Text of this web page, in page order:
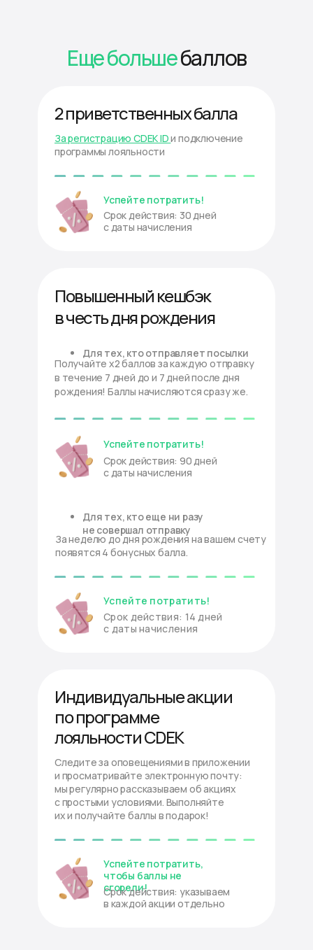
Срок действия: 30 дней
с даты начисления
Успейте потратить!
Успейте потратить!
Срок действия: 90 дней
с даты начисления
Успейте потратить,
чтобы баллы не
сгорели!
Срок действия: указываем
в каждой акции отдельно
Еще большебаллов
2 приветственных балла
За регистрацию CDEK IDи подключение
программы лояльности
Повышенный кешбэк
в честь дня рождения
Успейте потратить!
Срок действия: 14 дней
с даты начисления
Для тех, кто отправляет посылки
Получайте x2 баллов за каждую отправку
в течение 7 дней до и 7 дней после дня
рождения! Баллы начисляются сразу же.
Для тех, кто еще ни разу
не совершал отправку
За неделю до дня рождения на вашем счету
появятся 4 бонусных балла.
Индивидуальные акции
по программе
лояльности CDEK
Следите за оповещениями в приложении
и просматривайте электронную почту:
мы регулярно рассказываем об акциях
с простыми условиями. Выполняйте
их и получайте баллы в подарок!